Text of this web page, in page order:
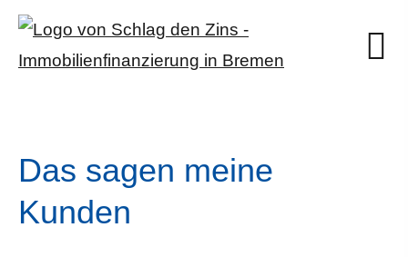
Das sagen meine
Kunden